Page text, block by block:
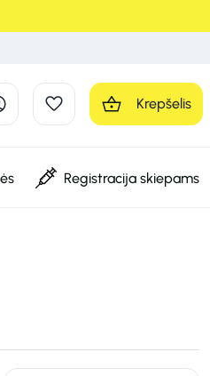
Krepšelis
Registracija skiepams